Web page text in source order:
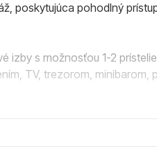
poskytujúca pohodlný
izby s možnosťou 1-2
TV, trezorom,
areáli, diskotéky, amfiteátru,